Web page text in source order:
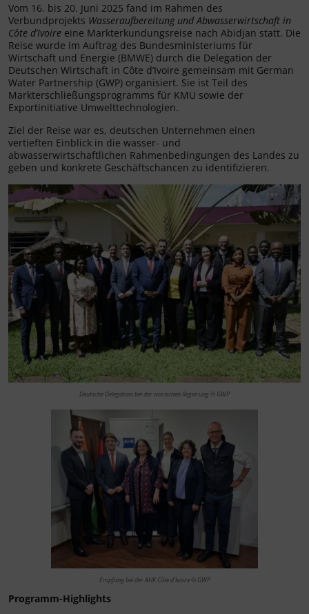
Vom 16. bis 20. Juni 2025 fand im Rahmen des
Verbundprojekts Wasseraufbereitung und Abwasserwirtschaft in
Côte d’Ivoire eine Markterkundungsreise nach Abidjan statt. Die
Reise wurde im Auftrag des Bundesministeriums für
Wirtschaft und Energie (BMWE) durch die Delegation der
Deutschen Wirtschaft in Côte d’Ivoire gemeinsam mit German
Water Partnership (GWP) organisiert. Sie ist Teil des
Markterschließungsprogramms für KMU sowie der
Exportinitiative Umwelttechnologien.
Ziel der Reise war es, deutschen Unternehmen einen
vertieften Einblick in die wasser- und
abwasserwirtschaftlichen Rahmenbedingungen des Landes zu
geben und konkrete Geschäftschancen zu identifizieren.
Deutsche Delegation bei der ivorischen Regierung © GWP
Empfang bei der AHK Côte d’Ivoire © GWP
Programm-Highlights